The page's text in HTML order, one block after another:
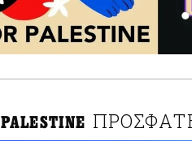
PALESTINE